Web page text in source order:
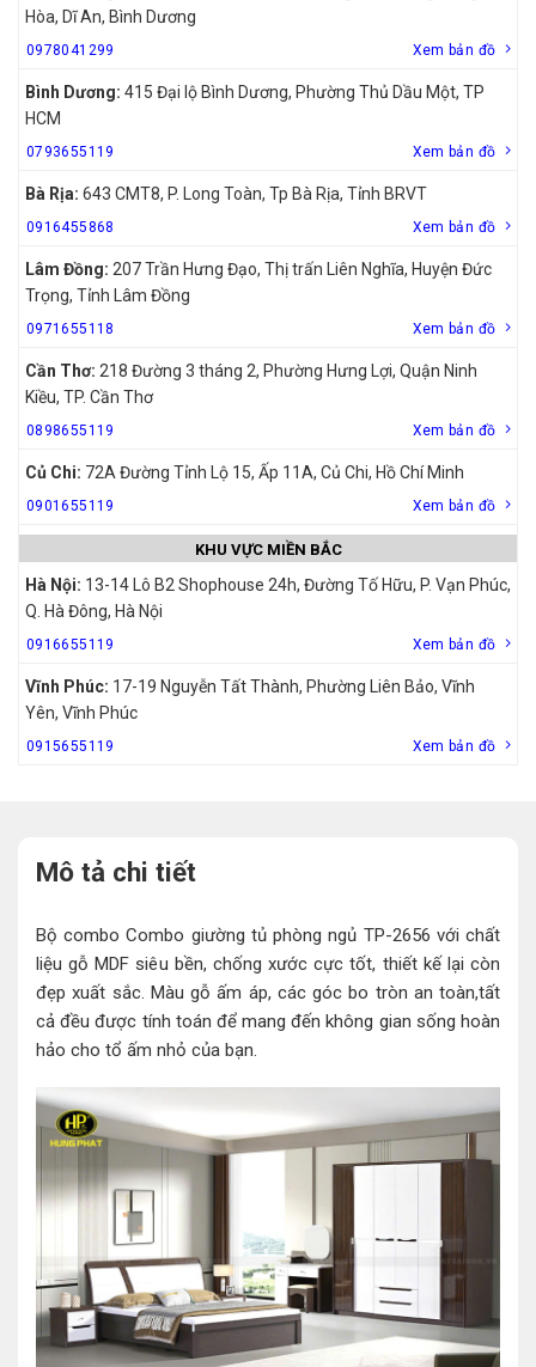
Hòa, Dĩ An, Bình Dương
0978041299 Xem bản đồ
Bình Dương: 415 Đại lộ Bình Dương, Phường Thủ Dầu Một, TP
HCM
0793655119 Xem bản đồ
Bà Rịa: 643 CMT8, P. Long Toàn, Tp Bà Rịa, Tỉnh BRVT
0916455868 Xem bản đồ
Lâm Đồng: 207 Trần Hưng Đạo, Thị trấn Liên Nghĩa, Huyện Đức
Trọng, Tỉnh Lâm Đồng
0971655118 Xem bản đồ
Cần Thơ: 218 Đường 3 tháng 2, Phường Hưng Lợi, Quận Ninh
Kiều, TP. Cần Thơ
0898655119 Xem bản đồ
Củ Chi: 72A Đường Tỉnh Lộ 15, Ấp 11A, Củ Chi, Hồ Chí Minh
0901655119 Xem bản đồ
KHU VỰC MIỀN BẮC
Hà Nội: 13-14 Lô B2 Shophouse 24h, Đường Tố Hữu, P. Vạn Phúc,
Q. Hà Đông, Hà Nội
0916655119 Xem bản đồ
Vĩnh Phúc: 17-19 Nguyễn Tất Thành, Phường Liên Bảo, Vĩnh
Yên, Vĩnh Phúc
0915655119 Xem bản đồ
Mô tả chi tiết
Bộ combo Combo giường tủ phòng ngủ TP-2656 với chất
liệu gỗ MDF siêu bền, chống xước cực tốt, thiết kế lại còn
đẹp xuất sắc. Màu gỗ ấm áp, các góc bo tròn an toàn,tất
cả đều được tính toán để mang đến không gian sống hoàn
hảo cho tổ ấm nhỏ của bạn.